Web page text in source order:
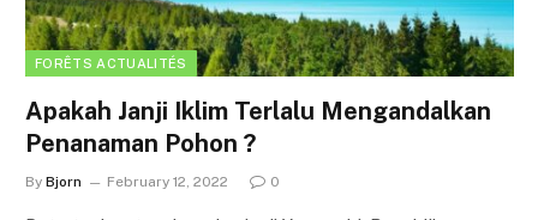
FORÊTS ACTUALITÉS
Apakah Janji Iklim Terlalu Mengandalkan
Penanaman Pohon ?
By Bjorn February 12, 2022 0